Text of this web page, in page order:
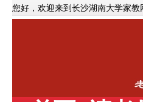
您好，欢迎来到长沙湖南大学家教